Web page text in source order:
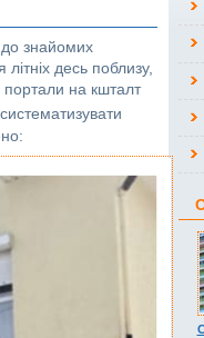
знайомих
десь поблизу,
портали на кшталт